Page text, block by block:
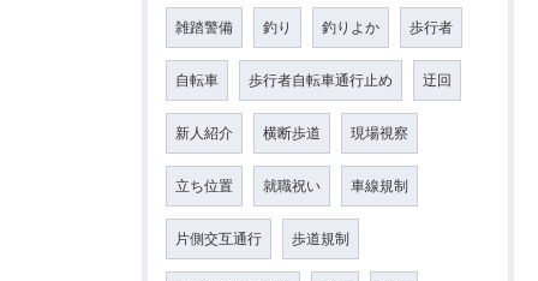
雑踏警備 釣り 釣りよか 歩行者
自転車 歩行者自転車通行止め 迂回
新人紹介 横断歩道 現場視察
立ち位置 就職祝い 車線規制
片側交互通行 歩道規制